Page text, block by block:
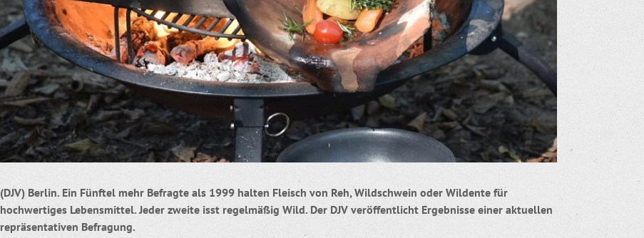
(DJV) Berlin. Ein Fünftel mehr Befragte als 1999 halten Fleisch von Reh, Wildschwein oder Wildente für
hochwertiges Lebensmittel. Jeder zweite isst regelmäßig Wild. Der DJV veröffentlicht Ergebnisse einer aktuellen
repräsentativen Befragung.